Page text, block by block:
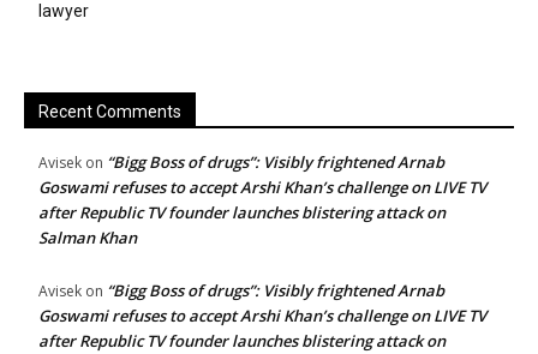
lawyer
Recent Comments
Avisek on “Bigg Boss of drugs”: Visibly frightened Arnab
Goswami refuses to accept Arshi Khan’s challenge on LIVE TV
after Republic TV founder launches blistering attack on
Salman Khan
Avisek on “Bigg Boss of drugs”: Visibly frightened Arnab
Goswami refuses to accept Arshi Khan’s challenge on LIVE TV
after Republic TV founder launches blistering attack on